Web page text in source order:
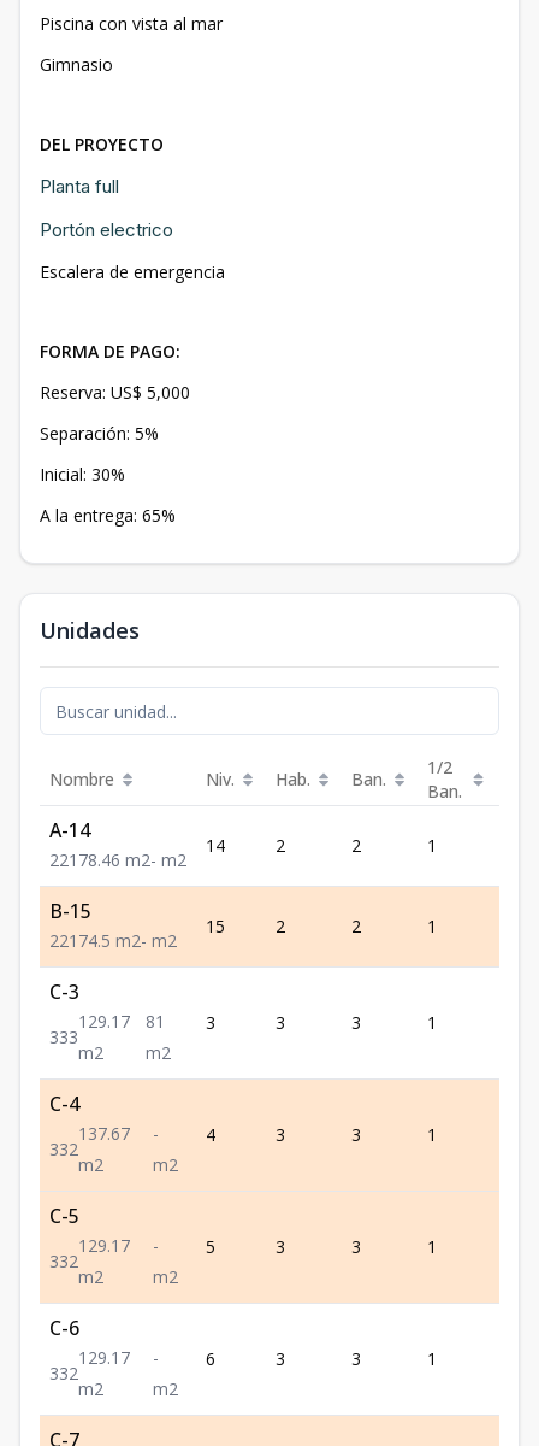
Piscina con vista al mar
Gimnasio
DEL PROYECTO
Planta full
Portón electrico
Escalera de emergencia
FORMA DE PAGO:
Reserva: US$ 5,000
Separación: 5%
Inicial: 30%
A la entrega: 65%
Unidades
Nombre Niv. Hab. Ban.
1/2
Ban.
A-14
221 78.46 m2- m2
14 2 2 1
B-15
221 74.5 m2- m2
15 2 2 1
C-3
333
129.17
m2
81
m2
3 3 3 1
C-4
332
137.67
m2
-
m2
4 3 3 1
C-5
332
129.17
m2
-
m2
5 3 3 1
C-6
332
129.17
m2
-
m2
6 3 3 1
C-7